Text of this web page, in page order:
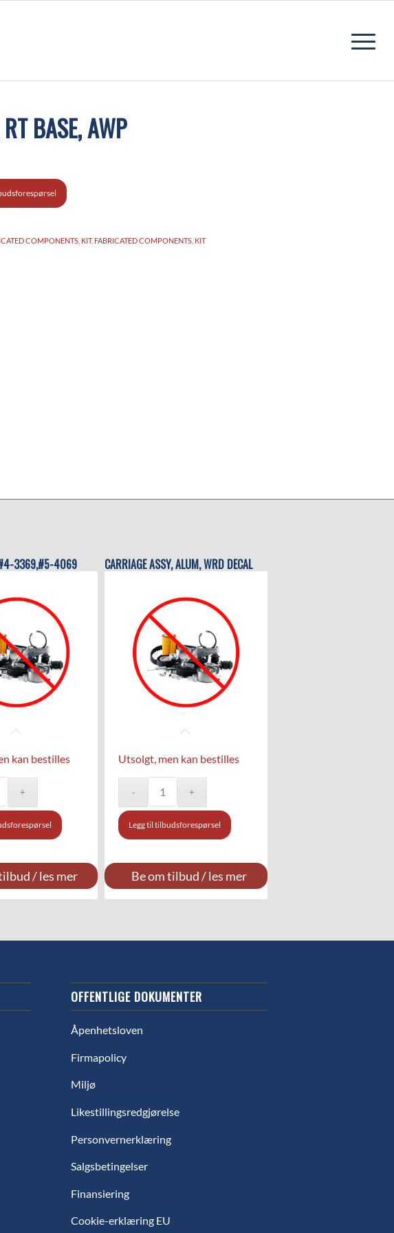
BASE, AWP
COMPONENTS, KIT, FABRICATED COMPONENTS, KIT
#4-3369,#5-4069
kan bestilles
/ les mer
CARRIAGE ASSY, ALUM, WRD DECAL
Utsolgt, men kan bestilles
Legg til tilbudsforespørsel
Be om tilbud / les mer
OFFENTLIGE DOKUMENTER
Åpenhetsloven
Firmapolicy
Miljø
Likestillingsredgjørelse
Personvernerklæring
Salgsbetingelser
Finansiering
Cookie-erklæring EU